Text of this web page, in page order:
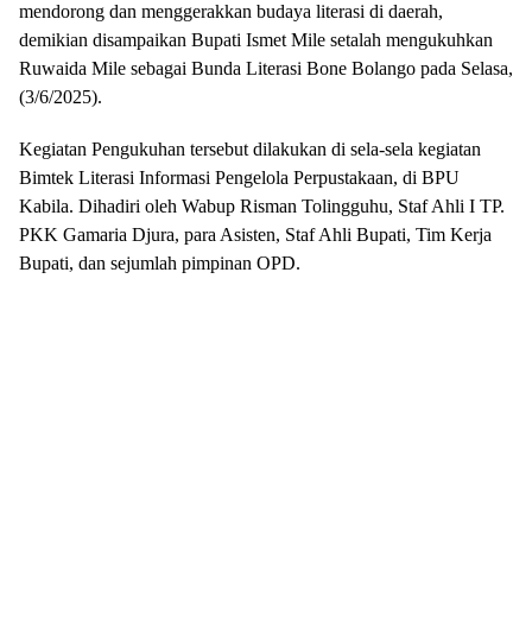
mendorong dan menggerakkan budaya literasi di daerah,
demikian disampaikan Bupati Ismet Mile setalah mengukuhkan
Ruwaida Mile sebagai Bunda Literasi Bone Bolango pada Selasa,
(3/6/2025).
Kegiatan Pengukuhan tersebut dilakukan di sela-sela kegiatan
Bimtek Literasi Informasi Pengelola Perpustakaan, di BPU
Kabila. Dihadiri oleh Wabup Risman Tolingguhu, Staf Ahli I TP.
PKK Gamaria Djura, para Asisten, Staf Ahli Bupati, Tim Kerja
Bupati, dan sejumlah pimpinan OPD.